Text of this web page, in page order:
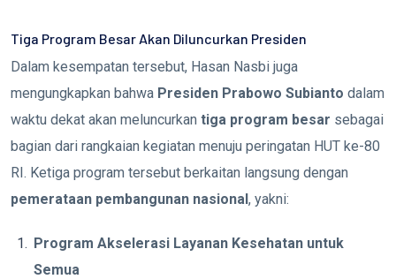
Tiga Program Besar Akan Diluncurkan Presiden
Dalam kesempatan tersebut, Hasan Nasbi juga
mengungkapkan bahwa Presiden Prabowo Subianto dalam
waktu dekat akan meluncurkan tiga program besar sebagai
bagian dari rangkaian kegiatan menuju peringatan HUT ke-80
RI. Ketiga program tersebut berkaitan langsung dengan
pemerataan pembangunan nasional, yakni:
Program Akselerasi Layanan Kesehatan untuk
Semua